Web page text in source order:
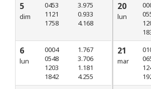
5
dim
0453
1121
1758
3.975
0.933
4.168
6
lun
0004
0548
1203
1842
1.767
3.706
1.181
4.255
20
lun
21
mar